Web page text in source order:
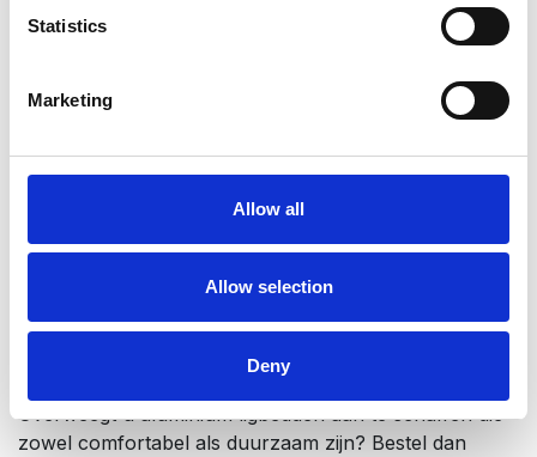
Statistics
Marketing
Allow all
Allow selection
Deny
het belangrijk om rekening te houden met uw gebruik
aankoop van uw ligbedop
Kies een model met verstelbare rugleuning voor
Bepaal of u een ligbed met of zonder wielen nodig
Kies de juiste kleur van stof en onderstel die past
bij uw stijl
Bestel uw aluminium ligbed online
Overweegt u aluminium ligbedden aan te schaffen die
zowel comfortabel als duurzaam zijn? Bestel dan